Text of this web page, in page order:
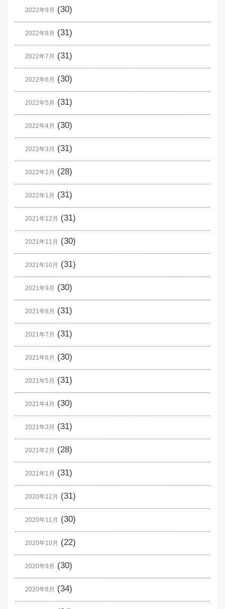
2022年9月 (30)
2022年8月 (31)
2022年7月 (31)
2022年6月 (30)
2022年5月 (31)
2022年4月 (30)
2022年3月 (31)
2022年2月 (28)
2022年1月 (31)
2021年12月 (31)
2021年11月 (30)
2021年10月 (31)
2021年9月 (30)
2021年8月 (31)
2021年7月 (31)
2021年6月 (30)
2021年5月 (31)
2021年4月 (30)
2021年3月 (31)
2021年2月 (28)
2021年1月 (31)
2020年12月 (31)
2020年11月 (30)
2020年10月 (22)
2020年9月 (30)
2020年8月 (34)